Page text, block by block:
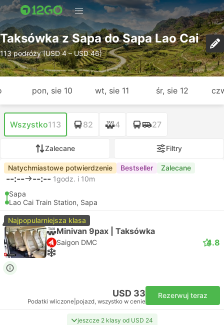
Taksówka z Sapa do Sapa Lao Cai
113 podróży (USD 4 – USD 46)
pon, sie 10 wt, sie 11 śr, sie 12
Wszystko113 82 4 27
Zalecane Filtry
Natychmiastowe potwierdzenie Bestseller Zalecane
--:-- --:-- 1godz. i 10m
Sapa
Lao Cai Train Station, Sapa
Najpopularniejsza klasa
Minivan 9pax | Taksówka
Saigon DMC 4.8
USD 33
Podatki wliczone pojazd, wszystko w cenie
Rezerwuj teraz
jeszcze 2 klasy od USD 24